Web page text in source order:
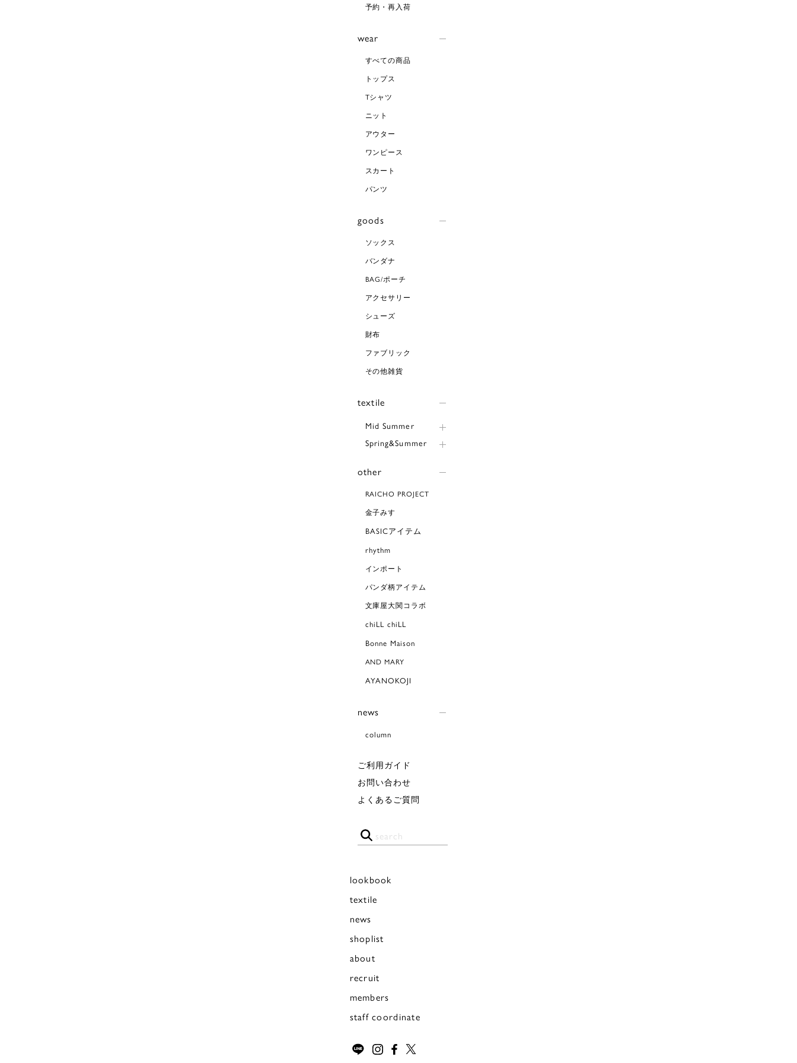
予約・再入荷
wear
すべての商品
トップス
Tシャツ
ニット
アウター
ワンピース
スカート
パンツ
goods
ソックス
バンダナ
BAG/ポーチ
アクセサリー
シューズ
財布
ファブリック
その他雑貨
textile
Mid Summer
Spring&Summer
other
RAICHO PROJECT
金子みすゞ
BASICアイテム
rhythm
インポート
パンダ柄アイテム
文庫屋大関コラボ
chiLL chiLL
Bonne Maison
AND MARY
AYANOKOJI
news
column
ご利用ガイド
お問い合わせ
よくあるご質問
lookbook
textile
news
shoplist
about
recruit
members
staff coordinate